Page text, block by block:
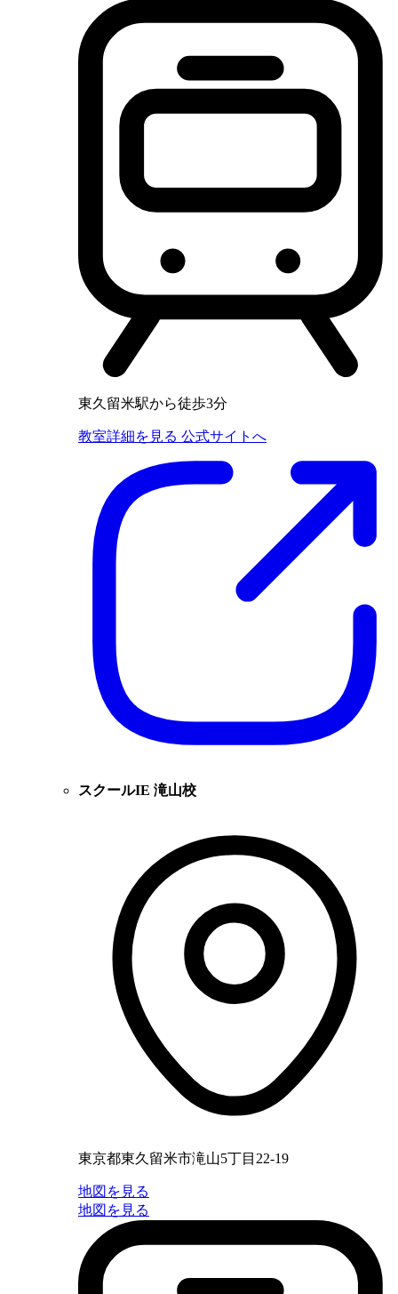
東久留米駅から徒歩3分
教室詳細を見る 公式サイトへ
スクールIE 滝山校
東京都東久留米市滝山5丁目22-19
地図を見る
地図を見る